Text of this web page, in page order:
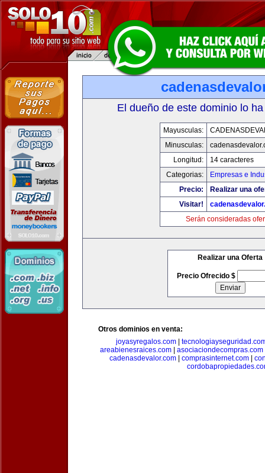
El dueño de este dominio lo
Mayusculas:
Minusculas:
Longitud:
14 caracteres
Categorias:
Empresas e
Precio:
Realizar una
Visitar!
Serán consideradas
Realizar una Oferta
Precio Ofrecido $
Otros dominios en venta:
joyasyregalos.com
areabienesraices.com| asociaciondecompras.com
cadenasdevalor.com
comprasinternet.com